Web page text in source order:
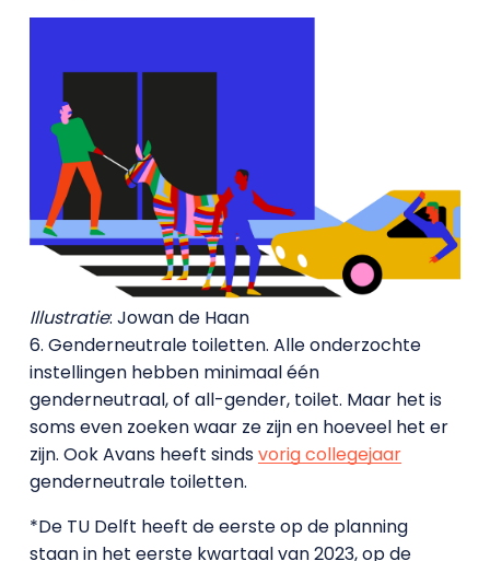
Illustratie: Jowan de Haan
6. Genderneutrale toiletten. Alle onderzochte
instellingen hebben minimaal één
genderneutraal, of all-gender, toilet. Maar het is
soms even zoeken waar ze zijn en hoeveel het er
zijn. Ook Avans heeft sindsvorig collegejaar
genderneutrale toiletten.
*De TU Delft heeft de eerste op de planning
staan in het eerste kwartaal van 2023, op de